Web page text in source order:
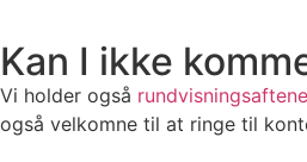
Kan I ikke
Vi holder også
også velkomne til at ringe til